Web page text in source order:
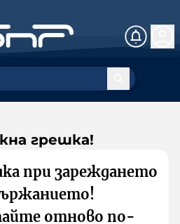
грешка!
при зареждането
отново по-